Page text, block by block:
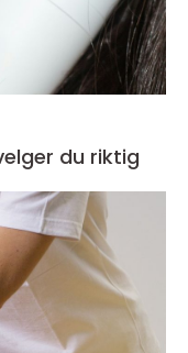
du riktig